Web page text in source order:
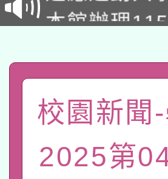
招)
本館辦理
礎課程
A3數位素養
「數位內容
薪期間赴陸
轉知經濟部
校園新聞
2025第